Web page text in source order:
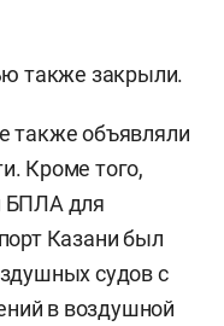
также закрыли.
также объявляли
Кроме того,
БПЛА для
Казани был
судов с
в воздушной